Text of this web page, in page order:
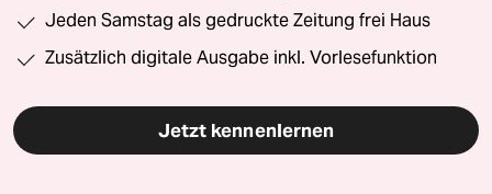
Jeden Samstag als gedruckte Zeitung frei Haus
Zusätzlich digitale Ausgabe inkl. Vorlesefunktion
Jetzt kennenlernen